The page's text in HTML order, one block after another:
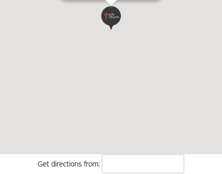
Get directions from: